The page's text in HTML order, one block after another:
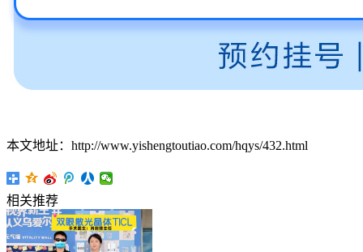
本文地址：http://www.yishengtoutiao.com/hqys/432.html
相关推荐